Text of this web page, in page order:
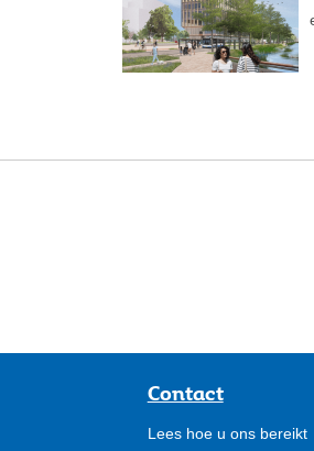
Contact
Lees hoe u ons bereikt